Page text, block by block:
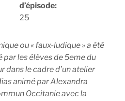
d’épisode:
25
ou « faux-ludique » a été
les élèves de 5eme du
dans le cadre d’un atelier
animé par Alexandra
Occitanie avec la